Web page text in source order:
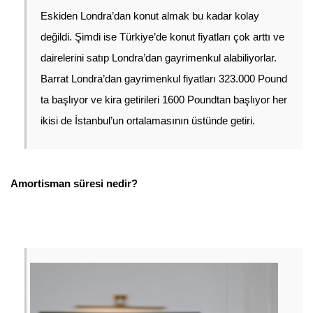
Eskiden Londra’dan konut almak bu kadar kolay
değildi. Şimdi ise Türkiye’de konut fiyatları çok arttı ve
dairelerini satıp Londra’dan gayrimenkul alabiliyorlar.
Barrat Londra’dan gayrimenkul fiyatları 323.000 Pound
ta başlıyor ve kira getirileri 1600 Poundtan başlıyor her
ikisi de İstanbul’un ortalamasının üstünde getiri.
Amortisman süresi nedir?